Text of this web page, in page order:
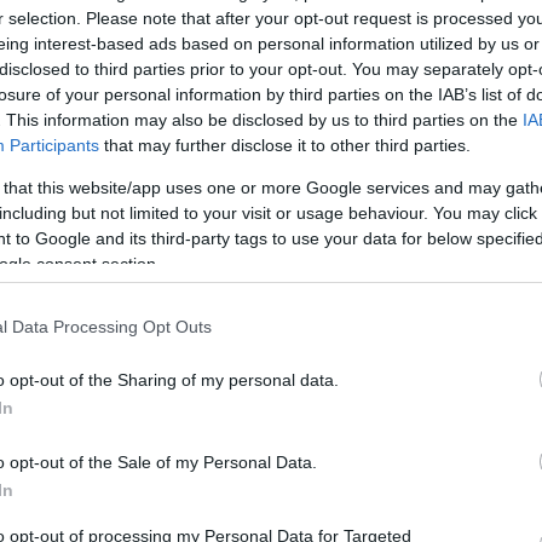
selection. Please note that after your opt-out request is processed
interest-based ads based on personal information utilized by us
to third parties prior to your opt-out. You may separately
of your personal information by third parties on the IAB’s list of
This information may also be disclosed by us to third parties on the
Participants that may further disclose it to other third parties.
that this website/app uses one or more Google services and may
but not limited to your visit or usage behaviour. You may
to Google and its third-party tags to use your data for below
consent section.
Data Processing Opt Outs
opt-out of the Sharing of my personal data.
opt-out of the Sale of my Personal Data.
opt-out of processing my Personal Data for Targeted
Racine Phaedra című drámáját mutatja be a
gyergyószentmiklósi Figura Stúdió Színház, Albu
rendezésében.
Mrozek elképzeli
produkcióként mutatja be Mrozek Egy nyári nap